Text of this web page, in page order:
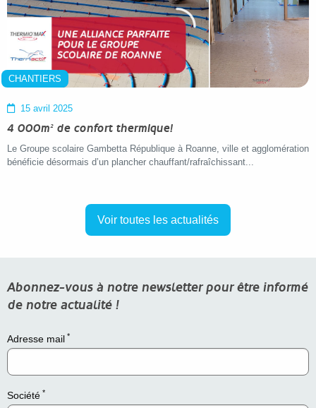
CHANTIERS
15 avril 2025
4 000m² de confort thermique!
Le Groupe scolaire Gambetta République à Roanne, ville et agglomération
bénéficie désormais d’un plancher chauffant/rafraîchissant...
Voir toutes les actualités
Abonnez-vous à notre newsletter pour être informé
de notre actualité !
Adresse mail *
Société *